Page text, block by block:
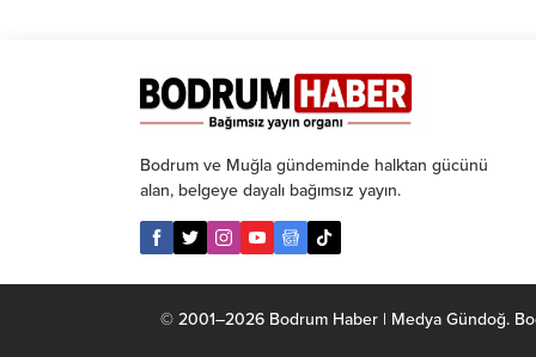
Bodrum ve Muğla gündeminde halktan gücünü
alan, belgeye dayalı bağımsız yayın.
© 2001–2026 Bodrum Haber | Medya Gündoğ.